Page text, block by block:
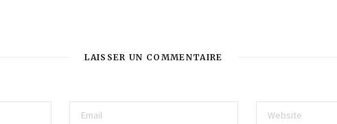
LAISSER UN COMMENTAIRE